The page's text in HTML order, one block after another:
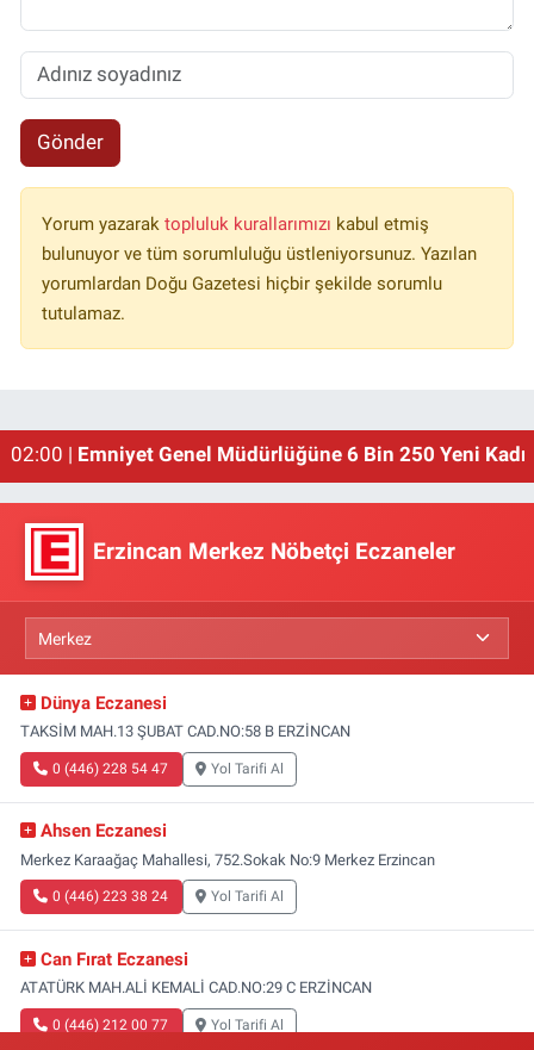
Gönder
Yorum yazarak topluluk kurallarımızı kabul etmiş
bulunuyor ve tüm sorumluluğu üstleniyorsunuz. Yazılan
yorumlardan Doğu Gazetesi hiçbir şekilde sorumlu
tutulamaz.
02:00 | Emniyet Genel Müdürlüğüne 6 Bin 250 Yeni
Erzincan Merkez Nöbetçi Eczaneler
Dünya Eczanesi
TAKSİM MAH.13 ŞUBAT CAD.NO:58 B ERZİNCAN
0 (446) 228 54 47 Yol Tarifi Al
Ahsen Eczanesi
Merkez Karaağaç Mahallesi, 752.Sokak No:9 Merkez Erzincan
0 (446) 223 38 24 Yol Tarifi Al
Can Fırat Eczanesi
ATATÜRK MAH.ALİ KEMALİ CAD.NO:29 C ERZİNCAN
0 (446) 212 00 77 Yol Tarifi Al